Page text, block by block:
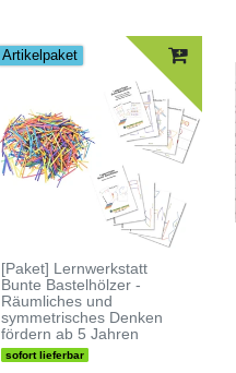
Artikelpaket
[Paket] Lernwerkstatt
Bunte Bastelhölzer -
Räumliches und
symmetrisches Denken
fördern ab 5 Jahren
sofort lieferbar